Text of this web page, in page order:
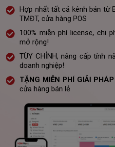
Hợp nhất tất cả kênh bán từ
TMĐT, cửa hàng POS
100% miễn phí license, chi
mở rộng!
TÙY CHỈNH, nâng cấp tính
doanh nghiệp!
TẶNG MIỄN PHÍ GIẢI
cửa hàng bán lẻ